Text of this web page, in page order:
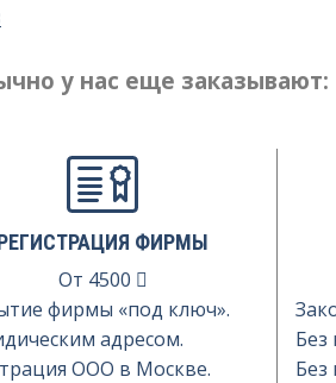
у нас еще заказывают:
ФИРМЫ
От 4500
фирмы «под ключ».
адресом.
ООО в Москве.
Без
Без